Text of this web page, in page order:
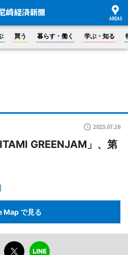
買う 暮らす・働く 学ぶ・知る
2023.07.26
GREENJAM」、第
Map で見る